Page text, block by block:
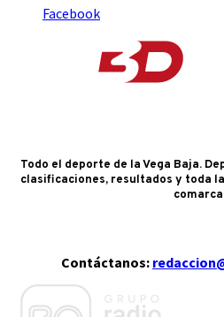
Facebook
Todo el deporte de la Vega Baja.
clasificaciones, resultados y toda
comarca
Contáctanos: